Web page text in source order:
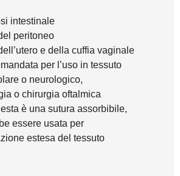
intestinale
peritoneo
e della cuffia vaginale
per l’uso in tessuto
o neurologico,
o chirurgia oftalmica
è una sutura assorbibile,
essere usata per
estesa del tessuto